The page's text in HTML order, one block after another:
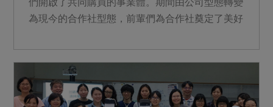
為現今的合作社型態，前輩們為合作社奠定了美好